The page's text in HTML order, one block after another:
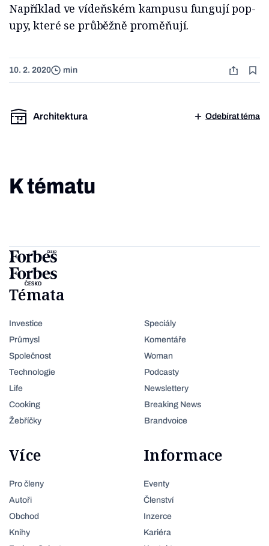
Například ve vídeňském kampusu fungují pop-
upy, které se průběžně proměňují.
10. 2. 2020 min
Architektura Odebírat téma
K tématu
Témata
Investice
Průmysl
Společnost
Technologie
Life
Cooking
Žebříčky
Speciály
Komentáře
Woman
Podcasty
Newslettery
Breaking News
Brandvoice
Více
Pro členy
Autoři
Obchod
Knihy
Informace
Eventy
Členství
Inzerce
Kariéra